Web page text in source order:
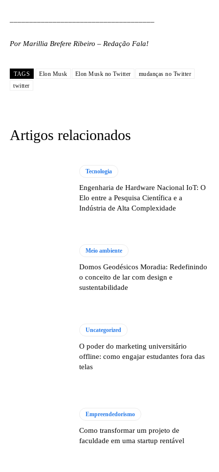
Por Marillia Brefere Ribeiro – Redação Fala!
TAGS Elon Musk Elon Musk no Twitter
mudanças no Twitter
twitter
Artigos relacionados
Tecnologia
Engenharia de Hardware Nacional IoT: O
Elo entre a Pesquisa Científica e a
Indústria de Alta Complexidade
Meio ambiente
Domos Geodésicos Moradia: Redefinindo
o conceito de lar com design e
sustentabilidade
Uncategorized
O poder do marketing universitário
offline: como engajar estudantes fora das
telas
Empreendedorismo
Como transformar um projeto de
faculdade em uma startup rentável